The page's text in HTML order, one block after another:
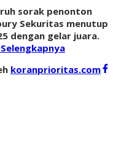
sorak penonton
Sekuritas menutup
dengan gelar juara.
koranprioritas.com